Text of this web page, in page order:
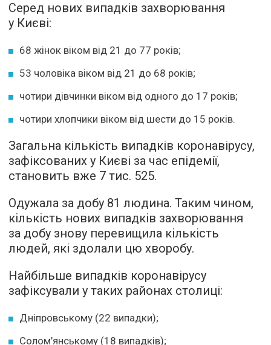
Серед нових випадків захворювання
у Києві:
68 жінок віком від 21 до 77 років;
53 чоловіка віком від 21 до 68 рокiв;
чотири дівчинки віком від одного до 17 років;
чотири хлопчики віком від шести до 15 років.
Загальна кількість випадків коронавірусу,
зафіксованих у Києві за час епідемії,
становить вже 7 тис. 525.
Одужала за добу 81 людина. Таким чином,
кількість нових випадків захворювання
за добу знову перевищила кількість
людей, які здолали цю хворобу.
Найбільше випадків коронавірусу
зафіксували у таких районах столиці:
Дніпровському (22 випадки);
Солом’янському (18 випадків);